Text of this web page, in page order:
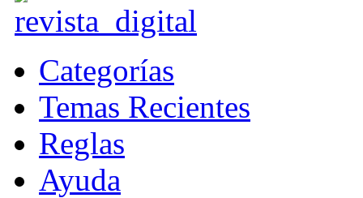
Categorías
Temas Recientes
Reglas
Ayuda